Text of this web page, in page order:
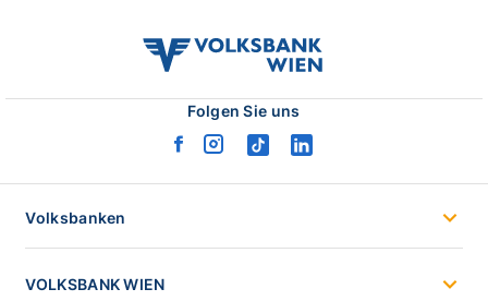
volksbank
wien
Folgen Sie uns
facebook
instagram
tiktoklinkedin
Volksbanken
VOLKSBANK WIEN